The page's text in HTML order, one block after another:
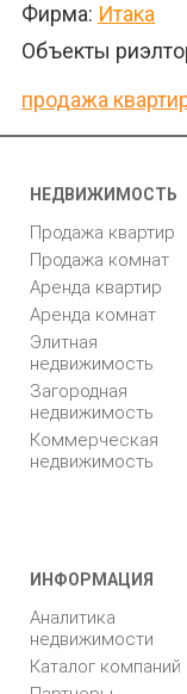
Фирма: Итака
Объекты
продажа
НЕДВИЖИМОСТЬ
Продажа квартир
Продажа комнат
Аренда квартир
Аренда комнат
Элитная
недвижимость
Загородная
недвижимость
Коммерческая
недвижимость
ИНФОРМАЦИЯ
Аналитика
недвижимости
Каталог компаний